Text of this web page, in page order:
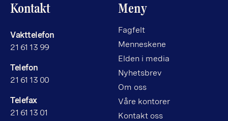
Kontakt
Vakttelefon
21 61 13 99
Telefon
21 61 13 00
Telefax
21 61 13 01
Meny
Fagfelt
Menneskene
Elden i media
Nyhetsbrev
Om oss
Våre kontorer
Kontakt oss